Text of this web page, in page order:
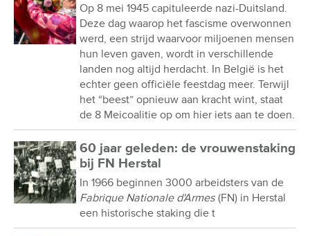
Op 8 mei 1945 capituleerde nazi-Duitsland.
Deze dag waarop het fascisme overwonnen
werd, een strijd waarvoor miljoenen mensen
hun leven gaven, wordt in verschillende
landen nog altijd herdacht. In België is het
echter geen officiële feestdag meer. Terwijl
het “beest” opnieuw aan kracht wint, staat
de 8 Meicoalitie op om hier iets aan te doen.
60 jaar geleden: de vrouwenstaking
bij FN Herstal
In 1966 beginnen 3000 arbeidsters van de
Fabrique Nationale d'Armes (FN) in Herstal
een historische staking die t